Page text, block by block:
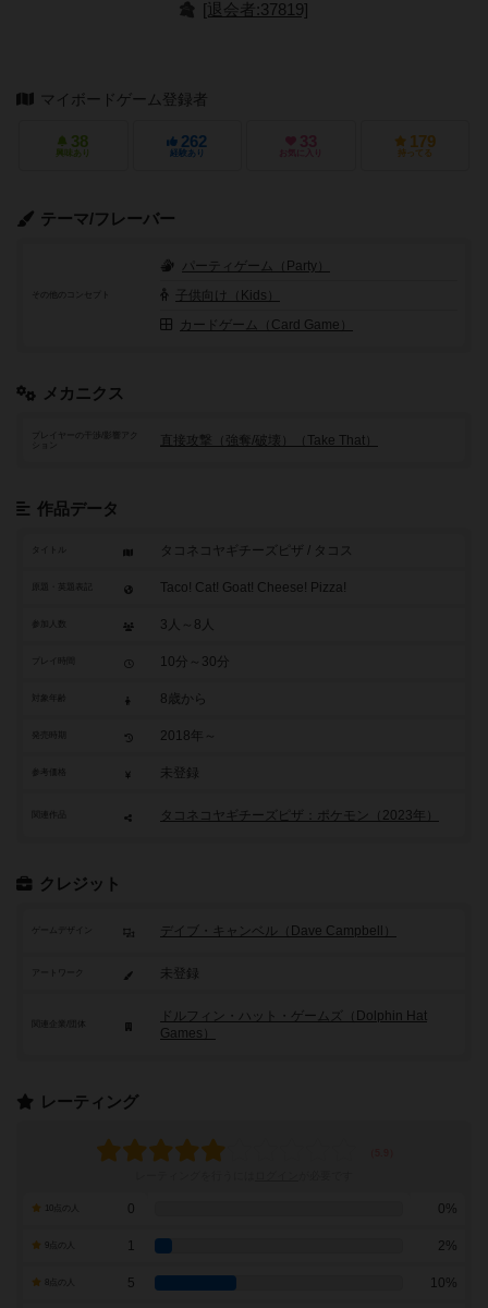
[退会者:37819]
マイボードゲーム登録者
38
興味あり
262
経験あり
33
お気に入り
179
持ってる
テーマ/フレーバー
その他のコンセプト
パーティゲーム（Party）
子供向け（Kids）
カードゲーム（Card Game）
メカニクス
プレイヤーの干渉/影響アク
直接攻撃（強奪/破壊）（Take That）
作品データ
タイトル タコネコヤギチーズピザ / タコス
Taco! Cat! Goat! Cheese! Pizza!
参加人数 3人～8人
10分～30分
8歳から
2018年～
参考価格 未登録
関連作品 タコネコヤギチーズピザ：ポケモン（2023年）
クレジット
ゲームデザイン デイブ・キャンベル（Dave Campbell）
アートワーク 未登録
ドルフィン・ハット・ゲームズ（Dolphin Hat
Games）
レーティング
0 0%
1 2%
5 10%